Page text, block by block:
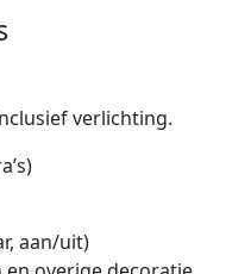
verlichting.
aan/uit)